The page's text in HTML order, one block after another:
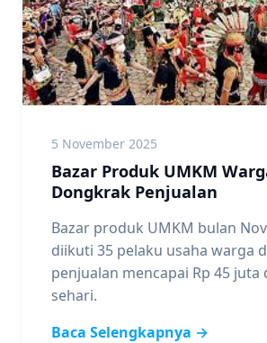
5 November 2025
Bazar Produk UMKM
Dongkrak Penjualan
Bazar produk UMKM bulan
diikuti 35 pelaku usaha warga
penjualan mencapai Rp 45 juta
sehari.
Baca Selengkapnya →